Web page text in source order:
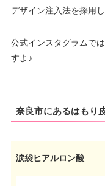
デザイン注入法を採用し
公式インスタグラムで
すよ♪
奈良市にあるはもり
涙袋ヒアルロン酸